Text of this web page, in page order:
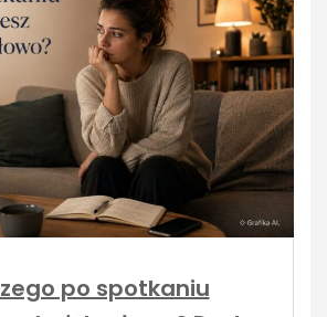
po spotkaniu